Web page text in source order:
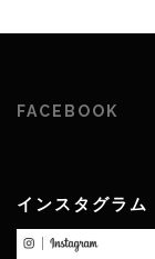
FACEBOOK
インスタグラム